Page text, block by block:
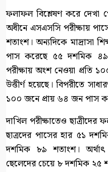
ফলাফল বিশ্লেষণ করে দেখা
অধীনে এসএসসি পরীক্ষায়
শতাংশ। অন্যদিকে মাদ্রাসা
পাস করেছে ৫৫ দশমিক ৪৯
পরীক্ষায় অংশ নেওয়া প্রতি
উত্তীর্ণ হয়েছে। বিপরীতে
১০০ জনে প্রায় ৬৪ জন পাস
দাখিল পরীক্ষাতেও
ছাত্রদের পাসের হার ৫১
দশমিক ৮৯ শতাংশ। অর্থাৎ
ছেলেদের চেয়ে ৮ দশমিক ২৫